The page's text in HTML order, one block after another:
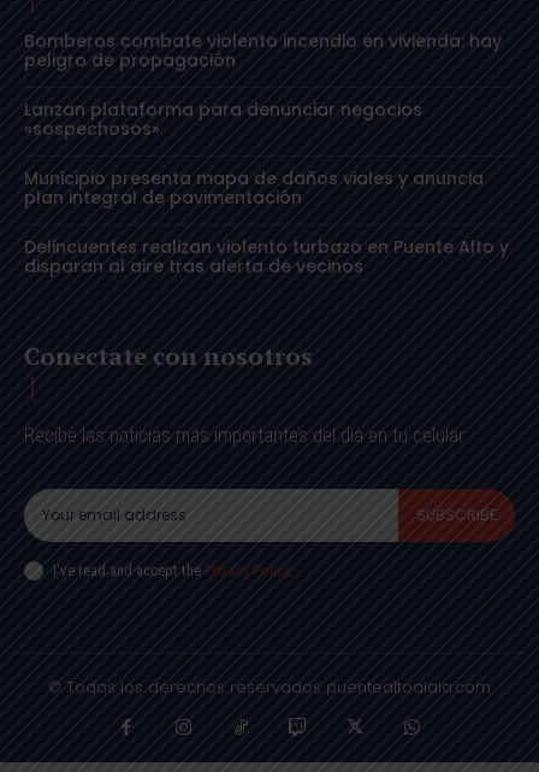
Bomberos combate violento incendio en vivienda: hay
peligro de propagación
Lanzan plataforma para denunciar negocios
«sospechosos»
Municipio presenta mapa de daños viales y anuncia
plan integral de pavimentación
Delincuentes realizan violento turbazo en Puente Alto y
disparan al aire tras alerta de vecinos
Conectate con nosotros
Recibe las noticias más importantes del día en tu celular
SUBSCRIBE
I've read and accept the Privacy Policy.
© Todos los derechos reservados puentealtoaldia.com